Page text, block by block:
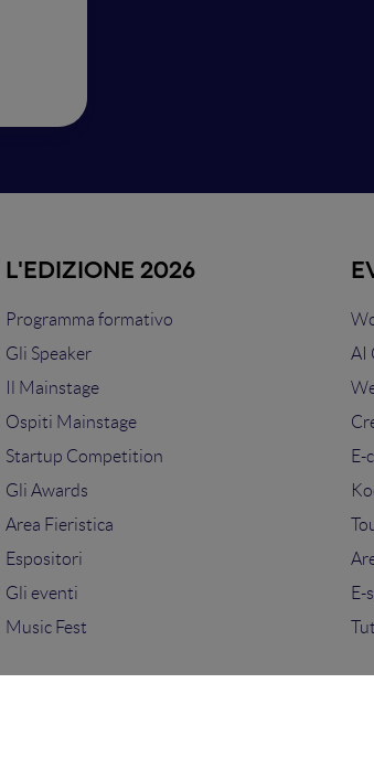
L'EDIZIONE 2026
Programma formativo
Gli Speaker
Il Mainstage
Ospiti Mainstage
Startup Competition
Gli Awards
Area Fieristica
Espositori
Gli eventi
Music Fest
AI
E-
E-